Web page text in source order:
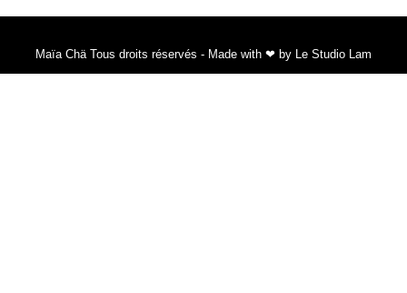
Maïa Chä Tous droits réservés - Made with ❤ by Le Studio Lam